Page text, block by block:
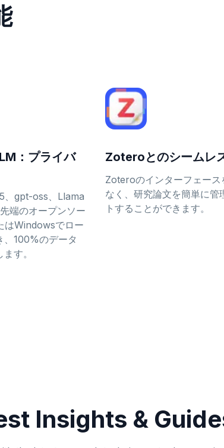
：プライバ
、gpt-oss、Llama
端のオープンソー
はWindowsでロー
、100%のデータ
す。
Zoteroとのシームレ
Zoteroのインターフェース
なく、研究論文を簡単に管
トすることができます。
Insights &